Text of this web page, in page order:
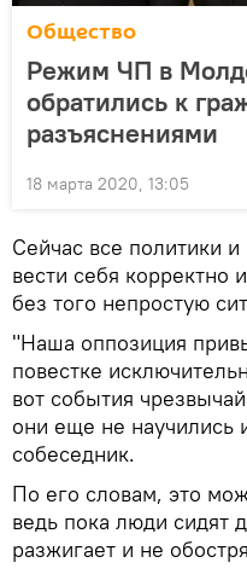
Общество
Режим ЧП в
обратились к
разъяснениями
18 марта 2020, 13:05
Сейчас все политики
вести себя корректно
без того непростую
"Наша оппозиция
повестке
вот события
они еще не научились
собеседник.
По его словам, это
ведь пока люди сидят
разжигает и не